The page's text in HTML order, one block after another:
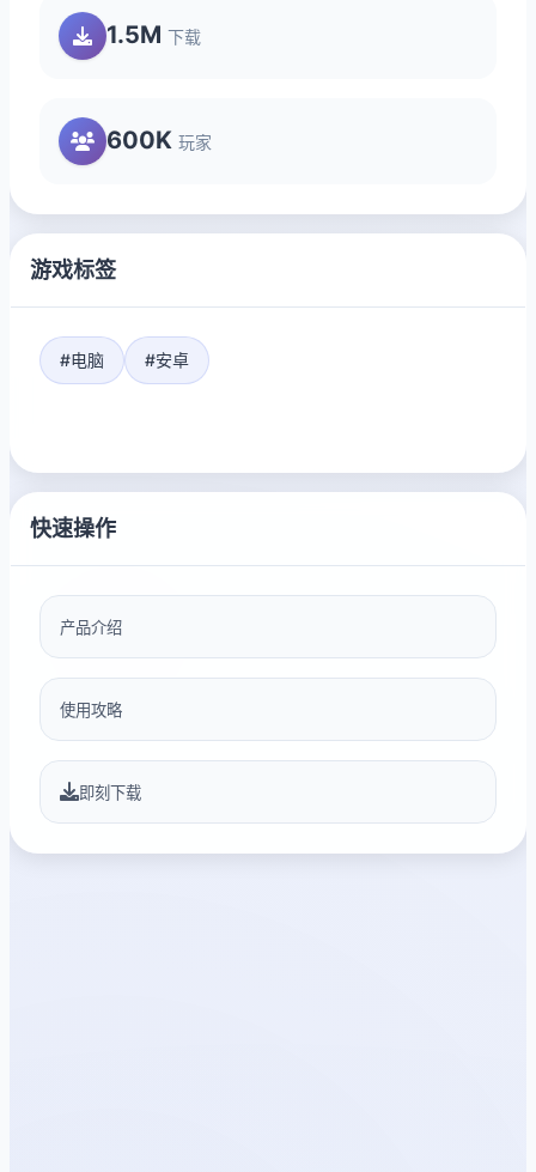
1.5M 下载
600K 玩家
游戏标签
#电脑 #安卓
快速操作
产品介绍
使用攻略
即刻下载